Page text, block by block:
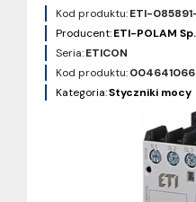
Kod produktu:ETI-
Producent:ETI-POLAM
Seria:ETICON
Kod produktu:004641066
Kategoria:Styczniki mocy